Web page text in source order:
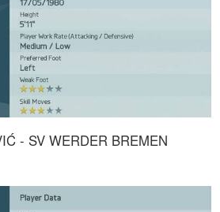
- SV WERDER BREMEN